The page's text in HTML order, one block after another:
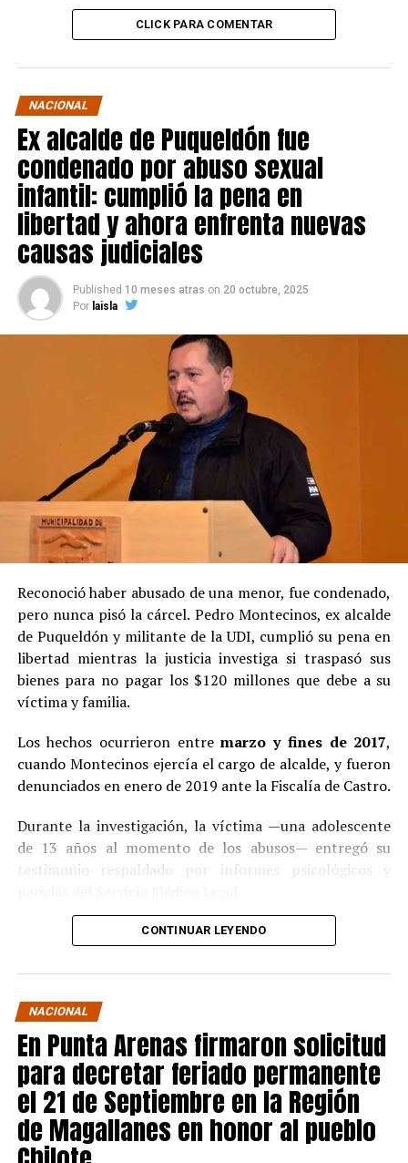
CLICK PARA COMENTAR
NACIONAL
Ex alcalde de Puqueldón fue
condenado por abuso sexual
infantil: cumplió la pena en
libertad y ahora enfrenta nuevas
causas judiciales
Published 10 meses atras on 20 octubre, 2025
Por laisla
Reconoció haber abusado de una menor, fue condenado,
pero nunca pisó la cárcel. Pedro Montecinos, ex alcalde
de Puqueldón y militante de la UDI, cumplió su pena en
libertad mientras la justicia investiga si traspasó sus
bienes para no pagar los $120 millones que debe a su
víctima y familia.
Los hechos ocurrieron entremarzo y fines de 2017,
cuando Montecinos ejercía el cargo de alcalde, y fueron
denunciados en enero de 2019 ante la Fiscalía de Castro.
Durante la investigación, la víctima —una adolescente
de 13 años al momento de los abusos— entregó su
testimonio respaldado por informes psicológicos y
Ante la contundencia de los antecedentes, el imputado
aceptó los cargosen un procedimiento abreviado,
La condena y el cumplimiento en libertad
ElJuzgado de Garantía de Castrodictó sentencia en
noviembre de 2021, condenando a Pedro Montecinos a
tres años y un día de presidio menor en su grado
máximo, más las accesorias legales de inhabilitación
para cargos públicos y prohibición de acercarse a la
víctima.
CONTINUAR LEYENDO
NACIONAL
En Punta Arenas firmaron solicitud
para decretar feriado permanente
el 21 de Septiembre en la Región
de Magallanes en honor al pueblo